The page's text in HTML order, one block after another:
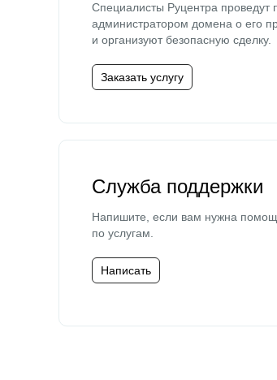
Специалисты Руцентра проведут
администратором домена о его
и организуют безопасную сделку.
Заказать услугу
Служба поддержки
Напишите, если вам нужна
по услугам.
Написать